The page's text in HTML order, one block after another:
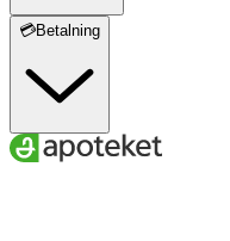
💳Betalning